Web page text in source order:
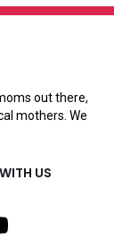
out there,
mothers. We
US